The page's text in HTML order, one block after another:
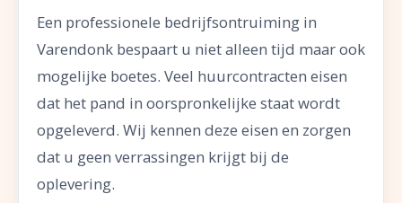
Een professionele bedrijfsontruiming in
Varendonk bespaart u niet alleen tijd maar ook
mogelijke boetes. Veel huurcontracten eisen
dat het pand in oorspronkelijke staat wordt
opgeleverd. Wij kennen deze eisen en zorgen
dat u geen verrassingen krijgt bij de
oplevering.